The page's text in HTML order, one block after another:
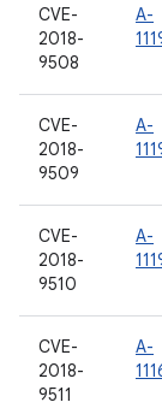
CVE-
2018-
9508
A-
CVE-
2018-
9509
A-
CVE-
2018-
9510
A-
CVE-
2018-
9511
A-